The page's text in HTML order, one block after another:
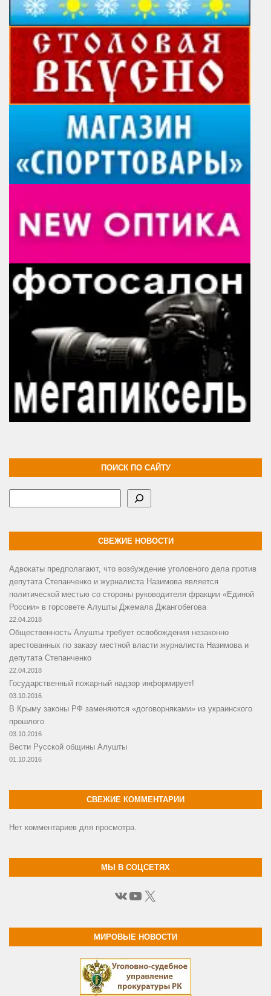
ПОИСК ПО САЙТУ
СВЕЖИЕ НОВОСТИ
Адвокаты предполагают, что возбуждение уголовного дела против
депутата Степанченко и журналиста Назимова является
политической местью со стороны руководителя фракции «Единой
России» в горсовете Алушты Джемала Джангобегова
22.04.2018
Общественность Алушты требует освобождения незаконно
арестованных по заказу местной власти журналиста Назимова и
депутата Степанченко
22.04.2018
Государственный пожарный надзор информирует!
03.10.2016
В Крыму законы РФ заменяются «договорняками» из украинского
прошлого
03.10.2016
Вести Русской общины Алушты
01.10.2016
СВЕЖИЕ КОММЕНТАРИИ
Нет комментариев для просмотра.
МЫ В СОЦСЕТЯХ
ВКонтакте
YouTube
X
МИРОВЫЕ НОВОСТИ